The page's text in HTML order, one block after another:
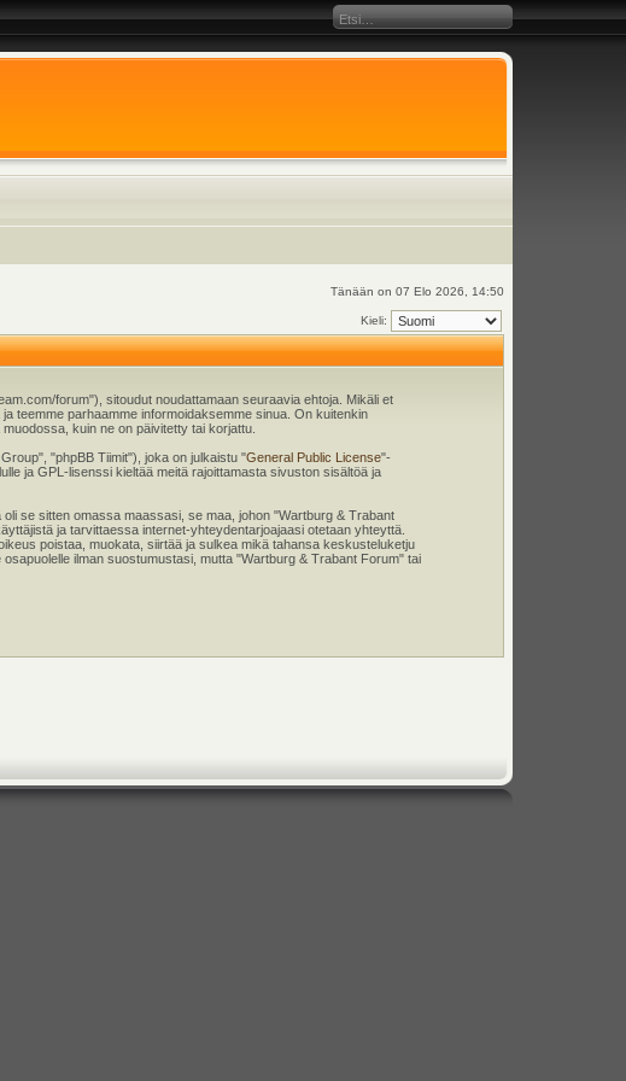
Tänään on 07 Elo 2026, 14:50
Kieli:
forum"), sitoudut noudattamaan seuraavia ehtoja. Mikäli et
teemme parhaamme informoidaksemme sinua. On kuitenkin
kuin ne on päivitetty tai korjattu.
"phpBB Tiimit"), joka on julkaistu "General Public License"-
ja GPL-lisenssi kieltää meitä rajoittamasta sivuston sisältöä ja
se sitten omassa maassasi, se maa, johon "Wartburg & Trabant
ja tarvittaessa internet-yhteydentarjoajaasi otetaan yhteyttä.
poistaa, muokata, siirtää ja sulkea mikä tahansa keskusteluketju
ilman suostumustasi, mutta "Wartburg & Trabant Forum" tai